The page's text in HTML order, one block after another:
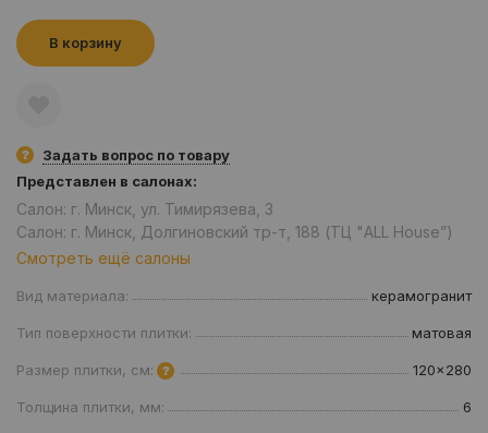
В корзину
Задать вопрос по товару
Представлен в салонах:
Салон: г. Минск, ул. Тимирязева, 3
Салон: г. Минск, Долгиновский тр-т, 188 (ТЦ "ALL House”)
Смотреть ещё салоны
Вид материала: керамогранит
Тип поверхности плитки: матовая
Размер плитки, см: 120x280
Толщина плитки, мм: 6